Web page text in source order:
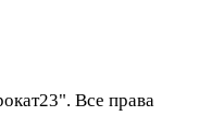
Все права